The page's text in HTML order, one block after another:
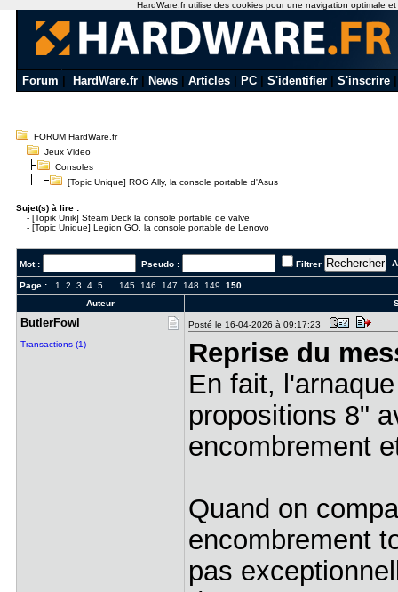
Forum HardWare.fr News Articles PC S'identifier S'inscrire
FORUM HardWare.fr
Jeux Video
Consoles
[Topic Unique] ROG Ally, la console portable d'Asus
Sujet(s) à lire :
- [Topik Unik] Steam Deck la console portable de valve
- [Topic Unique] Legion GO, la console portable de Lenovo
Mot : Pseudo : Filtrer
Page : 1 2 3 4 5.. 145 146 147 148 149
150
Auteur
ButlerFowl
Transactions (1)
Posté le 16-04-2026 à 09:17:23
Reprise du
En fait,
propositions 8"
encombrement
Quand on
encombrement
pas
HardWare.fr utilise des cookies pour une navigation optimale